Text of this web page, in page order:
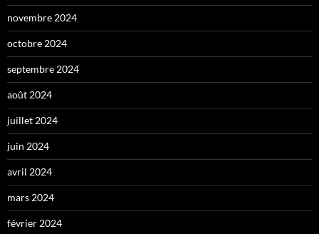
novembre 2024
octobre 2024
septembre 2024
août 2024
juillet 2024
juin 2024
avril 2024
mars 2024
février 2024